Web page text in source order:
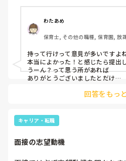
でしょうか？
わたあめ
保育士, その他の職種, 保育園, 放
持って行けって意見が多いですよ
本当によかった！と感じたら提出し
うーん？って思う所があれば
ありがとうございましたとだけ
回答をもっ
キャリア・転職
面接の志望動機